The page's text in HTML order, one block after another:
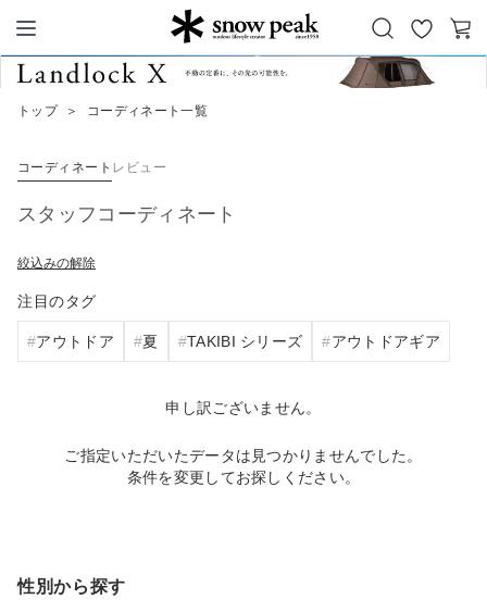
Snow Peak
お
気
カ
トップ ＞ コーディネート一覧
コーディネート レビュー
スタッフコーディネート
絞込みの解除
注目のタグ
アウトドア 夏 TAKIBI シリーズ アウトドアギア
申し訳ございません。
ご指定いただいたデータは見つかりませんでした。
条件を変更してお探しください。
性別から探す